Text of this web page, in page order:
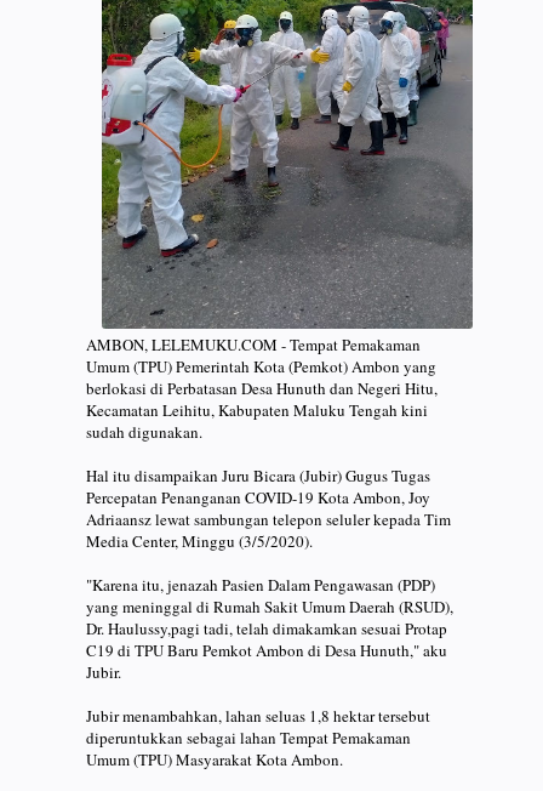
AMBON, LELEMUKU.COM - Tempat Pemakaman
Umum (TPU) Pemerintah Kota (Pemkot) Ambon yang
berlokasi di Perbatasan Desa Hunuth dan Negeri Hitu,
Kecamatan Leihitu, Kabupaten Maluku Tengah kini
sudah digunakan.
Hal itu disampaikan Juru Bicara (Jubir) Gugus Tugas
Percepatan Penanganan COVID-19 Kota Ambon, Joy
Adriaansz lewat sambungan telepon seluler kepada Tim
Media Center, Minggu (3/5/2020).
"Karena itu, jenazah Pasien Dalam Pengawasan (PDP)
yang meninggal di Rumah Sakit Umum Daerah (RSUD),
Dr. Haulussy,pagi tadi, telah dimakamkan sesuai Protap
C19 di TPU Baru Pemkot Ambon di Desa Hunuth," aku
Jubir.
Jubir menambahkan, lahan seluas 1,8 hektar tersebut
diperuntukkan sebagai lahan Tempat Pemakaman
Umum (TPU) Masyarakat Kota Ambon.